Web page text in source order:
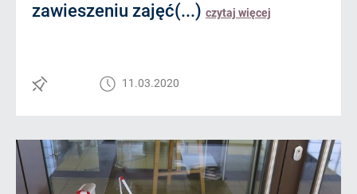
zawieszeniu zajęć(...) czytaj więcej
11.03.2020